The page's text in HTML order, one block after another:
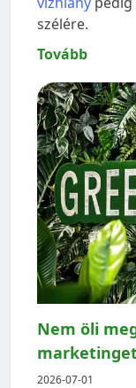
szélére.
Tovább
Nem öli
2026-07-01